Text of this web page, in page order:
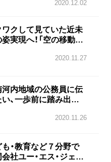
2020.12.02
ワクして見ていた近未
実現へ！「空の移動革
ル」設立 大阪府2020.11.27
河内地域の公務員に伝
い、一歩前に踏み出す
の公務員コミュニティ
2020.11.26
・教育など７分野で
社ユー・エス・ジェイ